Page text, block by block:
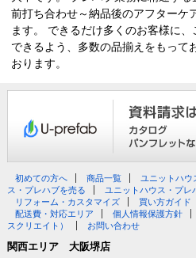
前打ち合わせ～納品後のアフターケ
ます。 できるだけ多くのお客様に
できるよう、多数の品揃えをもって
おります。
初めての方へ 商品一覧 ユニットハ
ス・プレハブを売る
ユニットハウス・プレ
リフォーム・カスタマイズ
買い方ガイド
配送費・対応エリア
個人情報保護方針
スクリエイト）
お問い合わせ
関西エリア 大阪堺店